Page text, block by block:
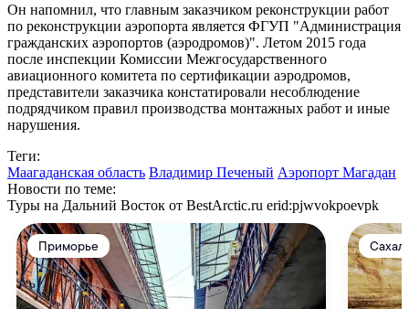
Он напомнил, что главным заказчиком реконструкции работ
по реконструкции аэропорта является ФГУП "Администрация
гражданских аэропортов (аэродромов)". Летом 2015 года
после инспекции Комиссии Межгосударственного
авиационного комитета по сертификации аэродромов,
представители заказчика констатировали несоблюдение
подрядчиком правил производства монтажных работ и иные
нарушения.
Теги:
Маагаданская область Владимир Печеный Аэропорт Магадан
Новости по теме:
Туры на Дальний Восток от BestArctic.ru erid:pjwvokpoevpk